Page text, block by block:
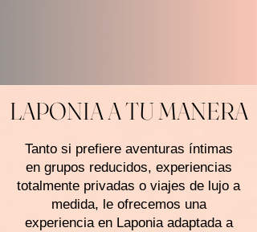
LAPONIA A TU MANERA
Tanto si prefiere aventuras íntimas
en grupos reducidos, experiencias
totalmente privadas o viajes de lujo a
medida, le ofrecemos una
experiencia en Laponia adaptada a